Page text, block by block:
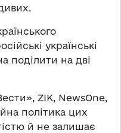
українські
поділити на дві
ZIK, NewsOne,
політика цих
й не залишає